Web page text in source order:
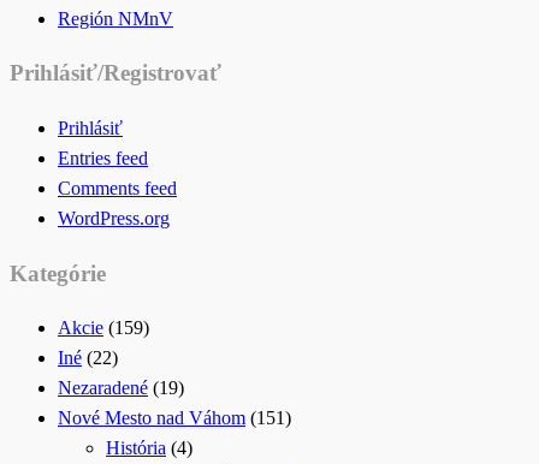
Región NMnV
Prihlásiť/Registrovať
Prihlásiť
Entries feed
Comments feed
WordPress.org
Kategórie
Akcie (159)
Iné (22)
Nezaradené (19)
Nové Mesto nad Váhom (151)
História (4)